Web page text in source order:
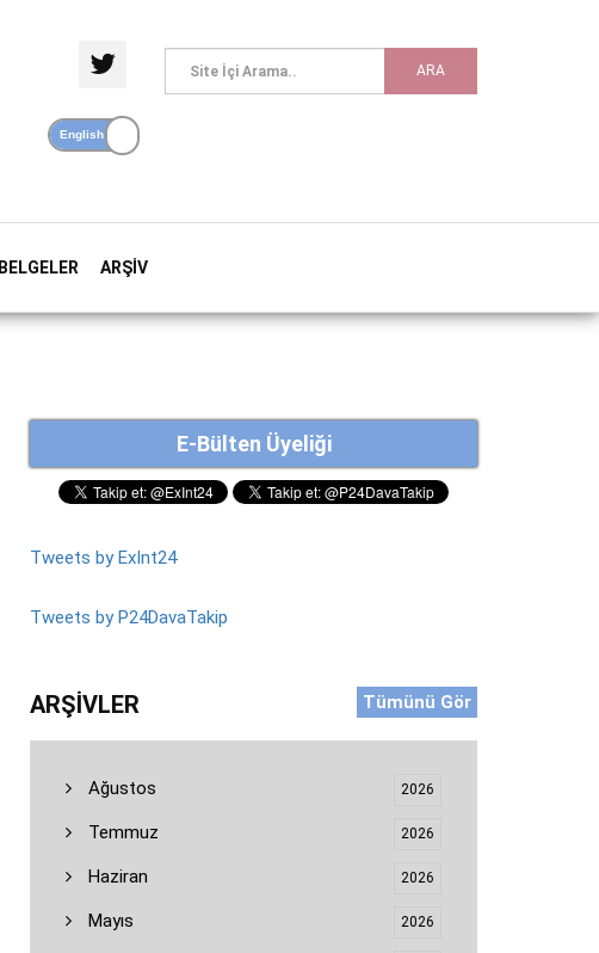
ARA
BELGELER ARŞIV
E-Bülten Üyeliği
Tweets by ExInt24
Tweets by P24DavaTakip
ARŞIVLER Tümünü Gör
Ağustos 2026
Temmuz 2026
Haziran 2026
Mayıs 2026